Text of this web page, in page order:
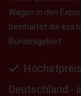
Wagen in den
beinhaltet die
Bundesgebiet.
Deutschland -